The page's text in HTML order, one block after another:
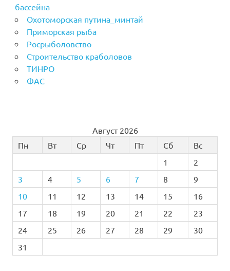
бассейна
Охотоморская путина_минтай
Приморская рыба
Росрыболовство
Строительство краболовов
ТИНРО
ФАС
Август 2026
Пн
Вт Ср Чт Пт Сб
Вс
1
2
3
4 5 6 7 8
9
10
11 12 13 14 15
16
17
18 19 20 21 22
23
24
25 26 27 28 29
30
31